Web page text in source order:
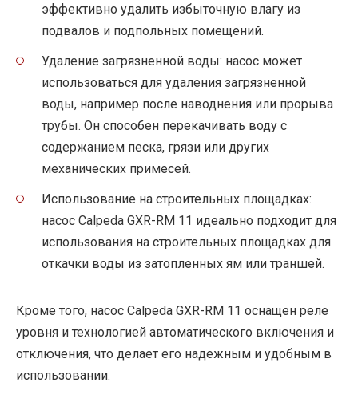
эффективно удалить избыточную влагу из
подвалов и подпольных помещений.
Удаление загрязненной воды: насос может
использоваться для удаления загрязненной
воды, например после наводнения или прорыва
трубы. Он способен перекачивать воду с
содержанием песка, грязи или других
механических примесей.
Использование на строительных площадках:
насос Calpeda GXR-RM 11 идеально подходит для
использования на строительных площадках для
откачки воды из затопленных ям или траншей.
Кроме того, насос Calpeda GXR-RM 11 оснащен реле
уровня и технологией автоматического включения и
отключения, что делает его надежным и удобным в
использовании.